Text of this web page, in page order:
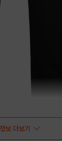
보 더보기